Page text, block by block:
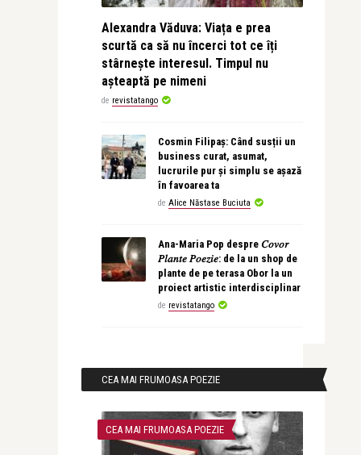
Alexandra Văduva: Viața e prea
scurtă ca să nu încerci tot ce îți
stârnește interesul. Timpul nu
așteaptă pe nimeni
de revistatango
Cosmin Filipaș: Când susții un
business curat, asumat,
lucrurile pur și simplu se așază
în favoarea ta
de Alice Năstase Buciuta
Ana-Maria Pop despre 𝐶𝑜𝑣𝑜𝑟
𝑃𝑙𝑎𝑛𝑡𝑒 𝑃𝑜𝑒𝑧𝑖𝑒: de la un shop de
plante de pe terasa Obor la un
proiect artistic interdisciplinar
de revistatango
CEA MAI FRUMOASA POEZIE
CEA MAI FRUMOASA POEZIE